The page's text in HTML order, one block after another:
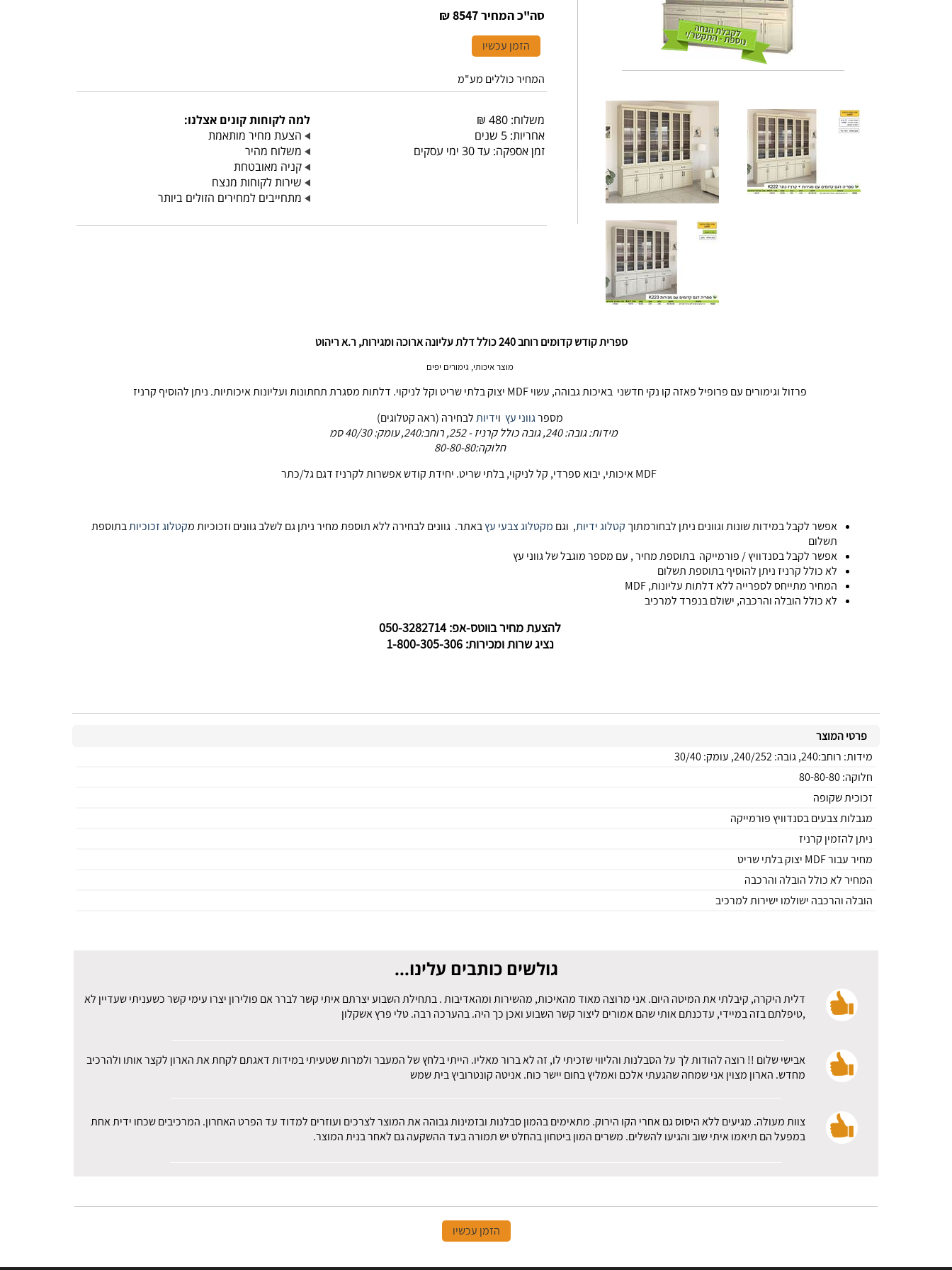
סה"כ המחיר8547 ₪
הזמן עכשיו
המחיר כוללים מע"מ
משלוח: 480 ₪
אחריות: 5 שנים
זמן אספקה: עד 30 ימי עסקים
למה לקוחות קונים אצלנו:
הצעת מחיר מותאמת
משלוח מהיר
קניה מאובטחת
שירות לקוחות מנצח
מתחייבים למחירים הזולים ביותר
ספרית קודש קדומים רוחב 240 כולל דלת עליונה ארוכה ומגירות, ר.א ריהוט
מוצר איכותי, גימורים יפים
פרזול וגימורים עם פרופיל פאזה קו נקי חדשני באיכות גבוהה, עשוי MDF יצוק בלתי שריט וקל לניקוי. דלתות מסגרת תחתונות ועליונות איכותיות. ניתן להוסיף קרניז
מספרגווני עץ וידיותלבחירה (ראה קטלוגים)
מידות: גובה: 240, גובה כולל קרניז - 252, רוחב:240, עומק: 40/30 סמ
חלוקה:80-80-80
אפשר לקבל במידות שונות וגוונים ניתן לבחורמתוךקטלוג ידיות, וגם מקטלוג צבעי עץבאתר. גוונים לבחירה ללא תוספת מחיר ניתן גם לשלב גוונים וזכוכיות מקטלוג זכוכיותבתוספת
תשלום
אפשר לקבל בסנדוויץ / פורמייקה בתוספת מחיר , עם מספר מוגבל של גווני עץ
לא כולל קרניז ניתן להוסיף בתוספת תשלום
המחיר מתייחס לספרייה ללא דלתות עליונות, MDF
לא כולל הובלה והרכבה, ישולם בנפרד למרכיב
להצעת מחיר בווטס-אפ: 050-3282714
נציג שרות ומכירות: 1-800-305-306
פרטי המוצר
מידות: רוחב:240, גובה: 240/252, עומק: 30/40
חלוקה: 80-80-80
זכוכית שקופה
מגבלות צבעים בסנדוויץ פורמייקה
ניתן להזמין קרניז
מחיר עבור MDF יצוק בלתי שריט
המחיר לא כולל הובלה והרכבה
הובלה והרכבה ישולמו ישירות למרכיב
גולשים כותבים עלינו...
דלית היקרה, קיבלתי את המיטה היום. אני מרוצה מאוד מהאיכות, מהשירות ומהאדיבות . בתחילת השבוע יצרתם איתי קשר לברר אם פולירון יצרו עימי קשר כשעניתי שעדיין לא
,טיפלתם בזה במיידי, עדכנתם אותי שהם אמורים ליצור קשר השבוע ואכן כך היה. בהערכה רבה. טלי פרץ אשקלון
אבישי שלום !! רוצה להודות לך על הסבלנות והליווי שזכיתי לו, זה לא ברור מאליו. הייתי בלחץ של המעבר ולמרות שטעיתי במידות דאגתם לקחת את הארון לקצר אותו ולהרכיב
מחדש. הארון מצוין אני שמחה שהגעתי אלכם ואמליץ בחום יישר כוח. אניטה קונטרוביץ בית שמש
צוות מעולה. מגיעים ללא היסוס גם אחרי הקו הירוק. מתאימים בהמון סבלנות ובזמינות גבוהה את המוצר לצרכים ועוזרים למדוד עד הפרט האחרון. המרכיבים שכחו ידית אחת
במפעל הם תיאמו איתי שוב והגיעו להשלים. משרים המון ביטחון בהחלט יש תמורה בעד ההשקעה גם לאחר בנית המוצר.
הזמן עכשיו